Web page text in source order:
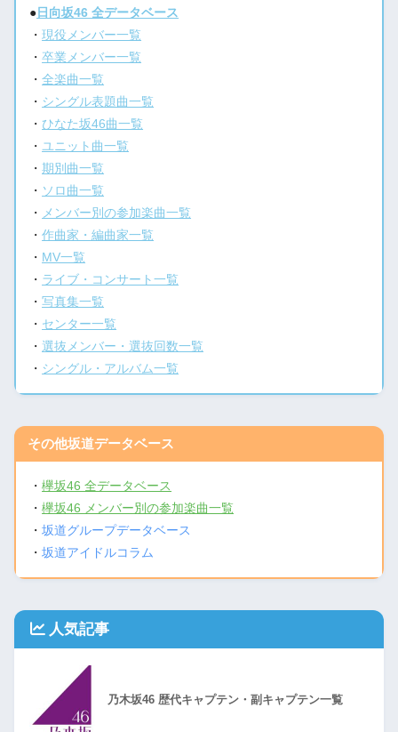
● 日向坂46 全データベース
・現役メンバー一覧
・卒業メンバー一覧
・全楽曲一覧
・ シングル表題曲一覧
・ひなた坂46曲一覧
・ ユニット曲一覧
・期別曲一覧
・ ソロ曲一覧
・ メンバー別の参加楽曲一覧
・作曲家・編曲家一覧
・ MV一覧
・ ライブ・コンサート一覧
・写真集一覧
・ センター一覧
・選抜メンバー・選抜回数一覧
・ シングル・アルバム一覧
その他坂道データベース
・欅坂46 全データベース
・欅坂46 メンバー別の参加楽曲一覧
・坂道グループデータベース
・坂道アイドルコラム
人気記事
乃木坂46 歴代キャプテン・副キャプテン一覧